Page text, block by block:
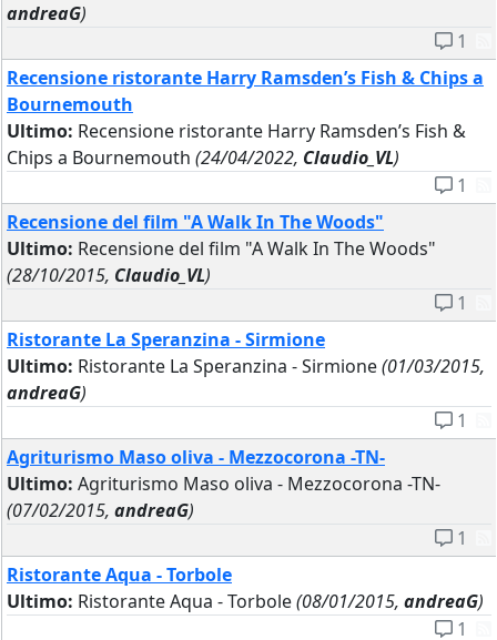
andreaG)
1
Recensione ristorante Harry Ramsden’s Fish & Chips a
Bournemouth
Ultimo: Recensione ristorante Harry Ramsden’s Fish &
Chips a Bournemouth (24/04/2022, Claudio_VL)
1
Recensione del film "A Walk In The Woods"
Ultimo: Recensione del film "A Walk In The Woods"
(28/10/2015, Claudio_VL)
1
Ristorante La Speranzina - Sirmione
Ultimo: Ristorante La Speranzina - Sirmione(01/03/2015,
andreaG)
1
Agriturismo Maso oliva - Mezzocorona -TN-
Ultimo: Agriturismo Maso oliva - Mezzocorona -TN-
(07/02/2015, andreaG)
1
Ristorante Aqua - Torbole
Ultimo: Ristorante Aqua - Torbole(08/01/2015, andreaG)
1